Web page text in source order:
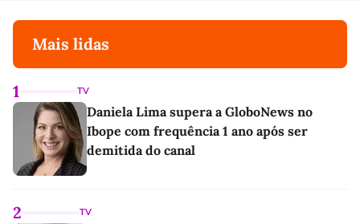
Mais lidas
1 TV
Daniela Lima supera a GloboNews no
Ibope com frequência 1 ano após ser
demitida do canal
2 TV